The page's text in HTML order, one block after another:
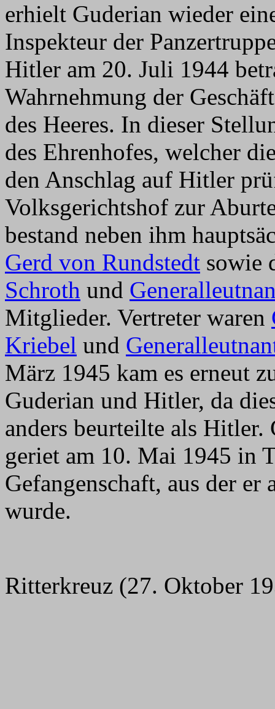
erhielt Guderian wieder
Inspekteur der
Hitler am 20. Juli 1944
Wahrnehmung der
des Heeres. In dieser
des Ehrenhofes, welcher
den Anschlag auf Hitler
Volksgerichtshof zur
bestand neben ihm
Gerd von Rundstedt sowie
Schroth und
Mitglieder. Vertreter waren
Kriebel und
März 1945 kam es erneut
Guderian und Hitler, da
anders beurteilte als Hitler.
geriet am 10. Mai 1945 in
Gefangenschaft, aus der er
wurde.
Ritterkreuz (27. Oktober